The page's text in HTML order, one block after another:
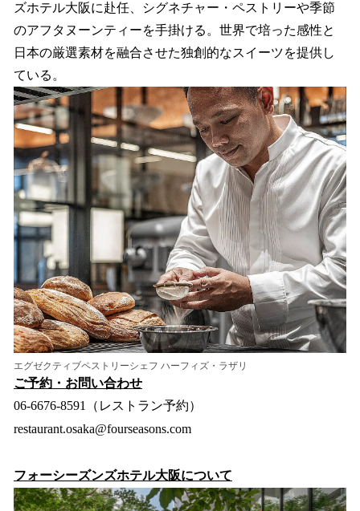
ズホテル大阪に赴任、シグネチャー・ペストリーや季節
のアフタヌーンティーを手掛ける。世界で培った感性と
日本の厳選素材を融合させた独創的なスイーツを提供し
ている。
エグゼクティブペストリーシェフ ハーフィズ・ラザリ
ご予約・お問い合わせ
06-6676-8591（レストラン予約）
restaurant.osaka@fourseasons.com
フォーシーズンズホテル大阪について